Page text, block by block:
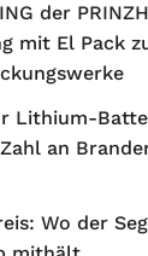
der
mit El Pack
Lithium-
an
Wo der